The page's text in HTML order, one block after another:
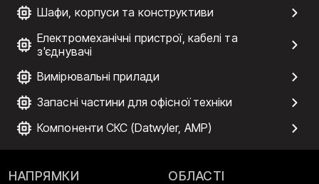
Шафи, корпуси та конструктиви
Електромеханічні пристрої, кабелі та
з'єднувачі
Вимірювальні прилади
Запасні частини для офісної техніки
Компоненти СКС (Datwyler, AMP)
НАПРЯМКИ
ОБЛАСТІ